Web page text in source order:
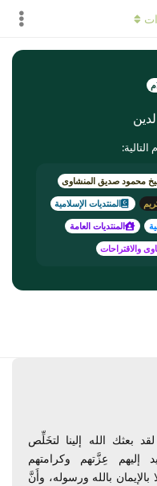
محمود صديق المنشاوى
المنتديات الإسلامية
المنتديات العامة
والاقتراحات
بعثك الله إلينا لتخَلِّص
إليهم عِزَّتهم وكرامتهم
بالله ورسوله، وأَنَّ